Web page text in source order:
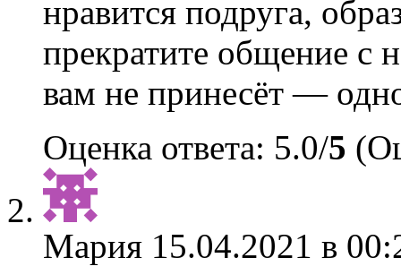
нравится подруга,
прекратите общение с
вам не принесёт —
Оценка ответа: 5.0/5
Мария 15.04.2021 в